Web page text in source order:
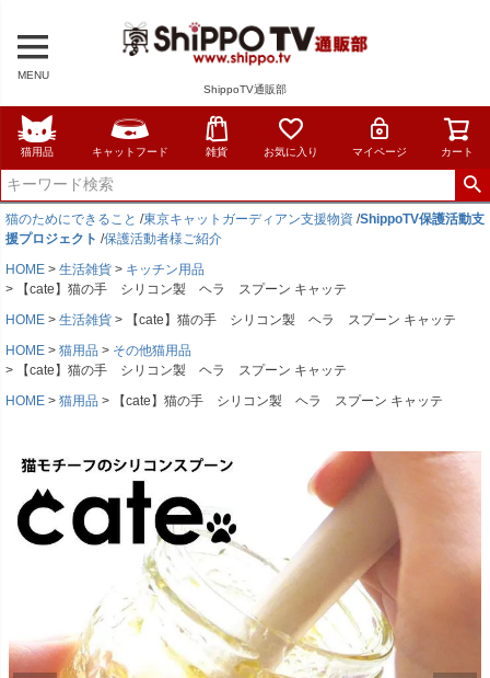
MENU
ShippoTV通販部
猫用品 キャットフード 雑貨 お気に入り マイページ カート
猫のためにできること /東京キャットガーディアン支援物資 /ShippoTV保護活動支
援プロジェクト /保護活動者様ご紹介
HOME
生活雑貨
キッチン用品
【cate】猫の手 シリコン製 ヘラ スプーン キャッテ
HOME
生活雑貨
【cate】猫の手 シリコン製 ヘラ スプーン キャッテ
HOME
猫用品
その他猫用品
【cate】猫の手 シリコン製 ヘラ スプーン キャッテ
HOME
猫用品 【cate】猫の手 シリコン製 ヘラ スプーン キャッテ